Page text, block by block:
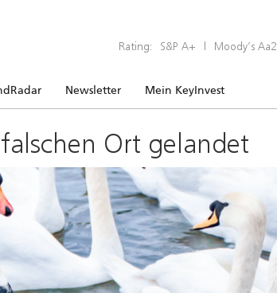
Rating: S&P A+ | Moody’s Aa2
Newsletter Mein KeyInvest
Ort gelandet